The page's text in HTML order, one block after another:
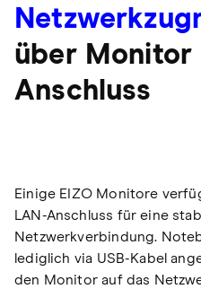
über Monitor
Anschluss
Einige EIZO Monitore
LAN-Anschluss für eine
Netzwerkverbindung.
lediglich via USB-Kabel
den Monitor auf das